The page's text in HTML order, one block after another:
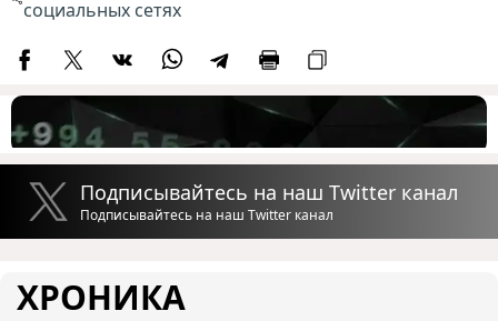
социальных сетях
Подписывайтесь на наш Twitter канал
Подписывайтесь на наш Twitter канал
ХРОНИКА